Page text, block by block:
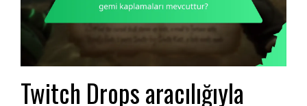
Twitch Drops aracılığıyla